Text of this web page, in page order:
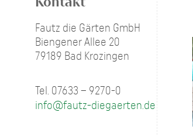
Fautz die Gärten GmbH
Biengener Allee 20
79189 Bad Krozingen
Tel. 07633 – 9270-0
info@fautz-diegaerten.de